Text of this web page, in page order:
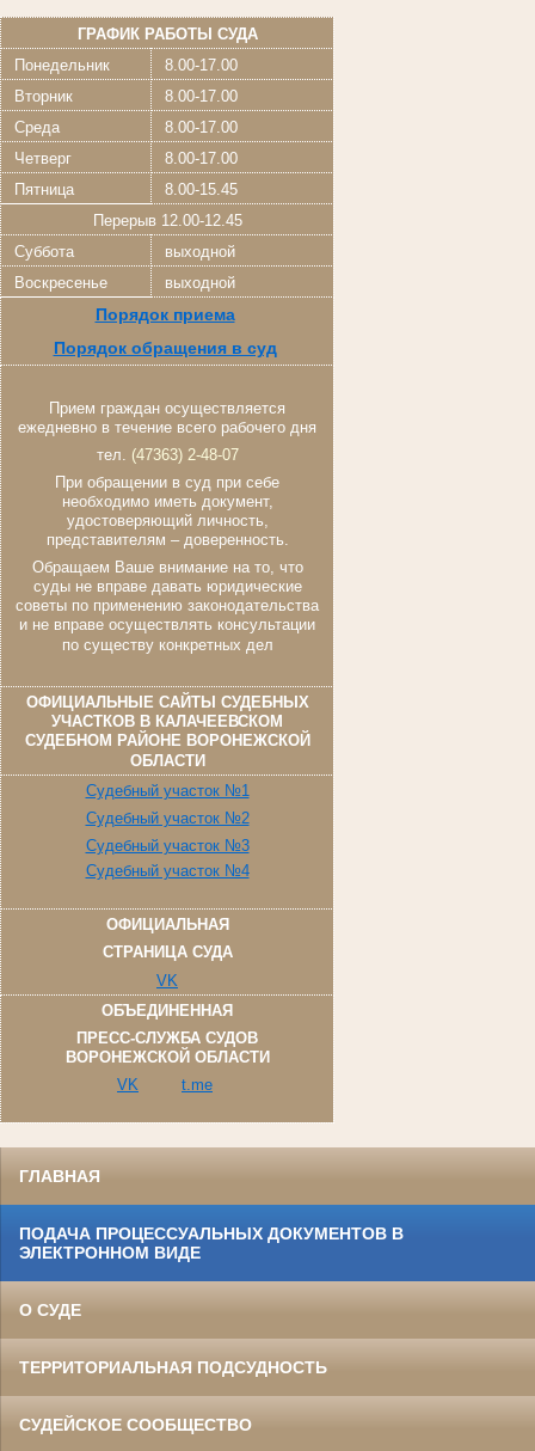
ГРАФИК РАБОТЫ СУДА
Понедельник
8.00-17.00
Вторник
8.00-17.00
Среда
8.00-17.00
Четверг
8.00-17.00
Пятница
8.00-15.45
Перерыв 12.00-12.45
Суббота
выходной
Воскресенье
выходной
Порядок приема
Порядок обращения в суд
Прием граждан осуществляется
ежедневно в течение всего рабочего дня
тел.
(47363) 2-48-07
При обращении в суд при себе
необходимо иметь документ,
удостоверяющий личность,
представителям – доверенность.
Обращаем Ваше внимание на то, что
суды не вправе давать юридические
советы по применению законодательства
и не вправе осуществлять консультации
по существу конкретных дел
ОФИЦИАЛЬНЫЕ САЙТЫ СУДЕБНЫХ
УЧАСТКОВ В КАЛАЧЕЕВСКОМ
СУДЕБНОМ РАЙОНЕ ВОРОНЕЖСКОЙ
ОБЛАСТИ
Судебный участок №1
Судебный участок №2
Судебный участок №3
Судебный участок №4
ОФИЦИАЛЬНАЯ
СТРАНИЦА СУДА
VK
ОБЪЕДИНЕННАЯ
ПРЕСС-СЛУЖБА СУДОВ
ВОРОНЕЖСКОЙ ОБЛАСТИ
VK
t.me
ГЛАВНАЯ
ПОДАЧА ПРОЦЕССУАЛЬНЫХ ДОКУМЕНТОВ В
ЭЛЕКТРОННОМ ВИДЕ
О СУДЕ
ТЕРРИТОРИАЛЬНАЯ ПОДСУДНОСТЬ
СУДЕЙСКОЕ СООБЩЕСТВО